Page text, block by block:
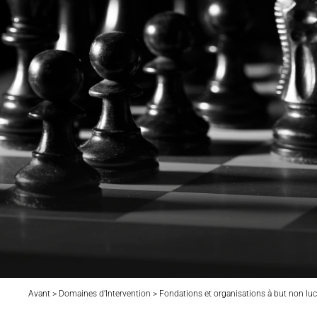
Avant > Domaines d’Intervention > Fondations et organisations à but non